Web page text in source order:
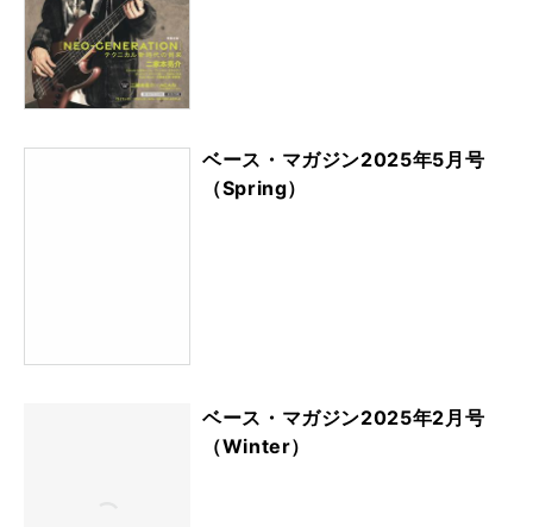
ベース・マガジン2025年5月号
（Spring）
ベース・マガジン2025年2月号
（Winter）